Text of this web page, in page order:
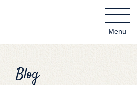
Blog